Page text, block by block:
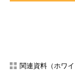
に強化され、ロー
を感じさせないよ
パフォーマン
関連資料（ホワイ